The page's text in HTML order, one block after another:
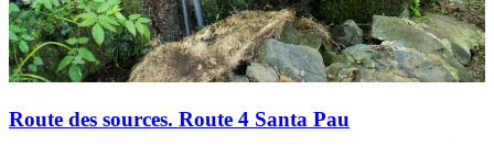
Route des sources. Route 4 Santa Pau